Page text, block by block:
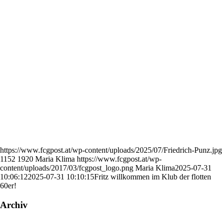
https://www.fcgpost.at/wp-content/uploads/2025/07/Friedrich-Punz.jpg
1152 1920 Maria Klima https://www.fcgpost.at/wp-
content/uploads/2017/03/fcgpost_logo.png Maria Klima2025-07-31
10:06:122025-07-31 10:10:15Fritz willkommen im Klub der flotten
60er!
Archiv